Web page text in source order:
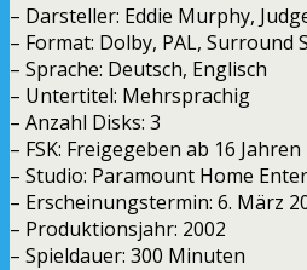
– Darsteller: Eddie Murphy,
– Format: Dolby, PAL, Surround
– Sprache: Deutsch, Englisch
– Untertitel: Mehrsprachig
– Anzahl Disks: 3
– FSK: Freigegeben ab 16 Jahren
– Studio: Paramount Home
– Erscheinungstermin: 6. März
– Produktionsjahr: 2002
– Spieldauer: 300 Minuten